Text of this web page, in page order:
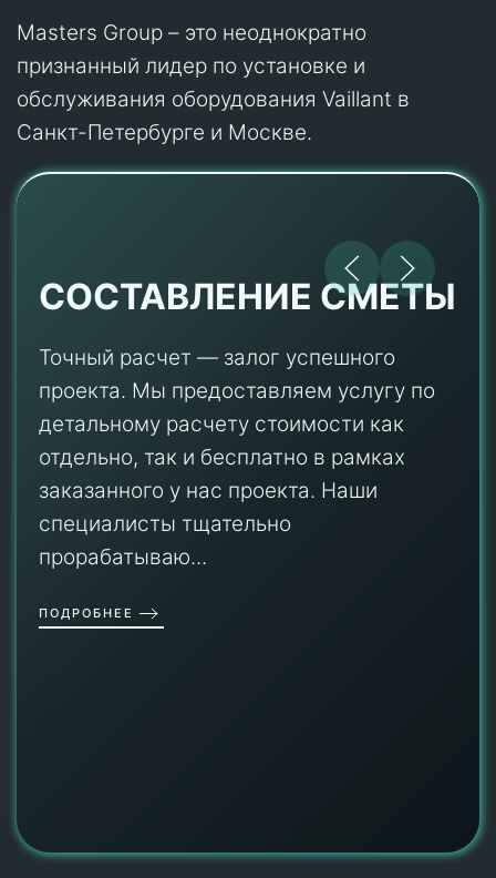
Masters Group – это неоднократно
признанный лидер по установке и
обслуживания оборудования Vaillant в
Санкт-Петербурге и Москве.
СОСТАВЛЕНИЕ СМЕТЫ
Точный расчет — залог успешного
проекта. Мы предоставляем услугу по
детальному расчету стоимости как
отдельно, так и бесплатно в рамках
заказанного у нас проекта. Наши
специалисты тщательно
прорабатываю...
ПОДРОБНЕЕ